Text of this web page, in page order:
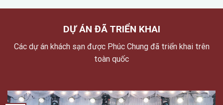
DỰ ÁN ĐÃ TRIỂN KHAI
Các dự án khách sạn được Phúc Chung đã triển khai trên
toàn quốc